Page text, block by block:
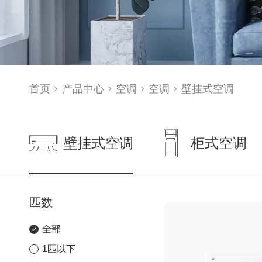
首页 产品中心 空调 空调 壁挂式空调
壁挂式空调 柜式空调
匹数
全部
1匹以下